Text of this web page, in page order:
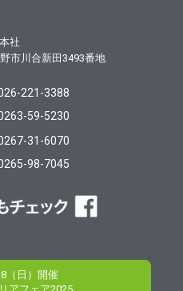
社
市川合新田3493番地
221-3388
59-5230
31-6070
98-7045
（日）開催